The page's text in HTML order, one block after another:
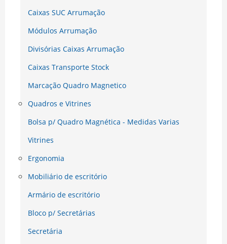
Caixas SUC Arrumação
Módulos Arrumação
Divisórias Caixas Arrumação
Caixas Transporte Stock
Marcação Quadro Magnetico
Quadros e Vitrines
Bolsa p/ Quadro Magnética - Medidas Varias
Vitrines
Ergonomia
Mobiliário de escritório
Armário de escritório
Bloco p/ Secretárias
Secretária